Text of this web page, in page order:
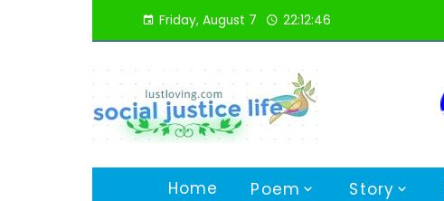
Friday, August 7 22:12:47
Home Poem Story